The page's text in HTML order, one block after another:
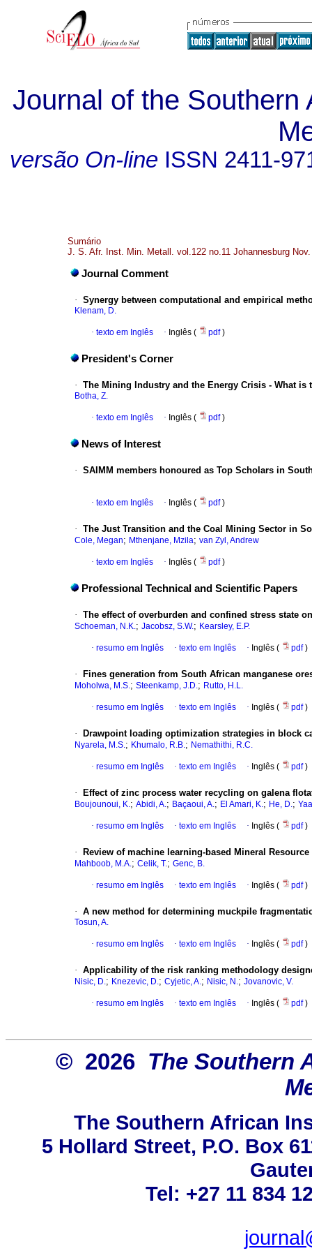
Journal of the Southern
versão On-line ISSN 2411-
Sumário
J. S. Afr. Inst. Min. Metall. vol.122 no.11 Johannesburg
Journal Comment
· Synergy between computational and empirical
Klenam, D.
· texto em Inglês · Inglês ( pdf)
President's Corner
· The Mining Industry and the Energy Crisis - What is
Botha, Z.
· texto em Inglês · Inglês ( pdf)
News of Interest
· SAIMM members honoured as Top Scholars in
· texto em Inglês · Inglês ( pdf)
· The Just Transition and the Coal Mining Sector in
Cole, Megan; Mthenjane, Mzila; van Zyl, Andrew
· texto em Inglês · Inglês ( pdf)
Professional Technical and Scientific Papers
· The effect of overburden and confined stress state
Schoeman, N.K.; Jacobsz, S.W.; Kearsley, E.P.
· resumo em Inglês · texto em Inglês · Inglês ( pdf)
· Fines generation from South African manganese
Moholwa, M.S.; Steenkamp, J.D.; Rutto, H.L.
· resumo em Inglês · texto em Inglês · Inglês ( pdf)
· Drawpoint loading optimization strategies in block
Nyarela, M.S.; Khumalo, R.B.; Nemathithi, R.C.
· resumo em Inglês · texto em Inglês · Inglês ( pdf)
· Effect of zinc process water recycling on galena
Boujounoui, K.; Abidi, A.; Baçaoui, A.; El Amari, K.; He, D.;
· resumo em Inglês · texto em Inglês · Inglês ( pdf)
· Review of machine learning-based Mineral
Mahboob, M.A.; Celik, T.; Genc, B.
· resumo em Inglês · texto em Inglês · Inglês ( pdf)
· A new method for determining muckpile
Tosun, A.
· resumo em Inglês · texto em Inglês · Inglês ( pdf)
· Applicability of the risk ranking methodology
Nisic, D.; Knezevic, D.; Cyjetic, A.; Nisic, N.; Jovanovic, V.
· resumo em Inglês · texto em Inglês · Inglês ( pdf)
© 2026 The Southern
The Southern African
5 Hollard Street, P.O. Box
Tel: +27 11 834